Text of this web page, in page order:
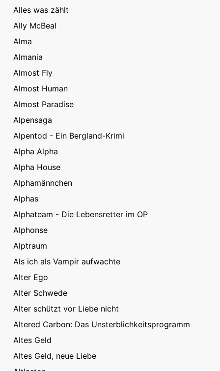
Alles was zählt
Ally McBeal
Alma
Almania
Almost Fly
Almost Human
Almost Paradise
Alpensaga
Alpentod - Ein Bergland-Krimi
Alpha Alpha
Alpha House
Alphamännchen
Alphas
Alphateam - Die Lebensretter im OP
Alphonse
Alptraum
Als ich als Vampir aufwachte
Alter Ego
Alter Schwede
Alter schützt vor Liebe nicht
Altered Carbon: Das Unsterblichkeitsprogramm
Altes Geld
Altes Geld, neue Liebe